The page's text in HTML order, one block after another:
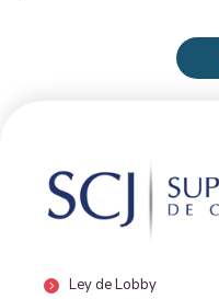
Ley de Lobby